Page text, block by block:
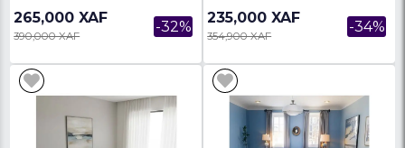
230,000 XAF
370,000 XAF
-38%
240,000 XAF